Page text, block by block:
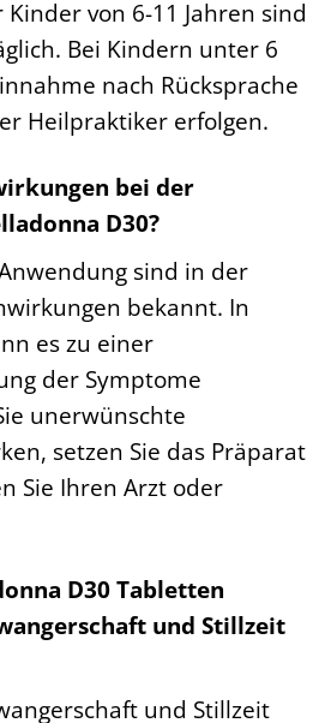
von 6-11 Jahren sind
Bei Kindern unter 6
nach Rücksprache
Heilpraktiker erfolgen.
bei der
D30?
sind in der
bekannt. In
es zu einer
der Symptome
unerwünschte
setzen Sie das Präparat
Sie Ihren Arzt oder
D30 Tabletten
und Stillzeit
und Stillzeit